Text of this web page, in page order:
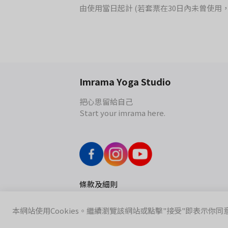
由使用當日起計 (若套票在30日內未曾使用
Imrama Yoga Studio
把心思留給自己
Start your imrama here.
條款及細則
本網站使用Cookies。繼續瀏覽該網站或點擊"接受"即表示你同